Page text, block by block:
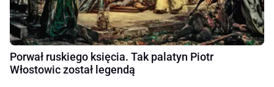
Porwał ruskiego księcia. Tak palatyn Piotr
Włostowic został legendą